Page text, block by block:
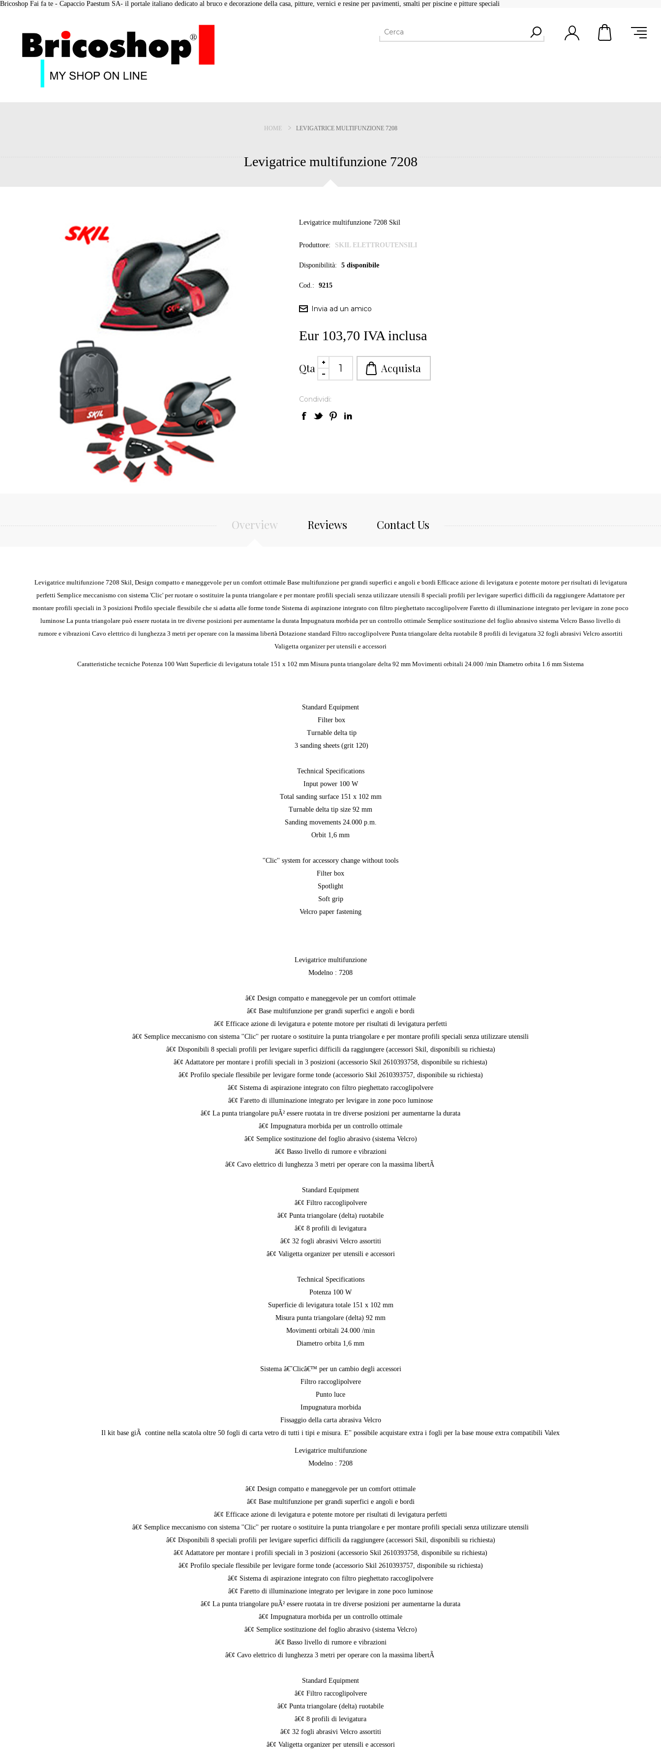
Bricoshop Fai fa te - Capaccio Paestum SA- il portale italiano dedicato al bruco e decorazione della casa, pitture, vernici e resine per pavimenti, smalti per piscine e pitture speciali
HOME LEVIGATRICE MULTIFUNZIONE 7208
Levigatrice multifunzione 7208
Levigatrice multifunzione 7208 Skil
Produttore: SKIL ELETTROUTENSILI
Disponibilità: 5 disponibile
Cod.: 9215
Eur 103,70 IVA inclusa
Qta
Condividi:
Overview Reviews Contact Us
Levigatrice multifunzione 7208 Skil, Design compatto e maneggevole per un comfort ottimale Base multifunzione per grandi superfici e angoli e bordi Efficace azione di levigatura e potente motore per risultati di levigatura
perfetti Semplice meccanismo con sistema 'Clic' per ruotare o sostituire la punta triangolare e per montare profili speciali senza utilizzare utensili 8 speciali profili per levigare superfici difficili da raggiungere Adattatore per
montare profili speciali in 3 posizioni Profilo speciale flessibile che si adatta alle forme tonde Sistema di aspirazione integrato con filtro pieghettato raccoglipolvere Faretto di illuminazione integrato per levigare in zone poco
luminose La punta triangolare può essere ruotata in tre diverse posizioni per aumentarne la durata Impugnatura morbida per un controllo ottimale Semplice sostituzione del foglio abrasivo sistema Velcro Basso livello di
rumore e vibrazioni Cavo elettrico di lunghezza 3 metri per operare con la massima libertà Dotazione standard Filtro raccoglipolvere Punta triangolare delta ruotabile 8 profili di levigatura 32 fogli abrasivi Velcro assortiti
Valigetta organizer per utensili e accessori
Caratteristiche tecniche Potenza 100 Watt Superficie di levigatura totale 151 x 102 mm Misura punta triangolare delta 92 mm Movimenti orbitali 24.000 /min Diametro orbita 1.6 mm Sistema
Standard Equipment
Filter box
Turnable delta tip
3 sanding sheets (grit 120)
Technical Specifications
Input power 100 W
Total sanding surface 151 x 102 mm
Turnable delta tip size 92 mm
Sanding movements 24.000 p.m.
Orbit 1,6 mm
''Clic'' system for accessory change without tools
Filter box
Spotlight
Soft grip
Velcro paper fastening
Levigatrice multifunzione
Modelno : 7208
â€¢ Design compatto e maneggevole per un comfort ottimale
â€¢ Base multifunzione per grandi superfici e angoli e bordi
â€¢ Efficace azione di levigatura e potente motore per risultati di levigatura perfetti
â€¢ Semplice meccanismo con sistema ''Clic'' per ruotare o sostituire la punta triangolare e per montare profili speciali senza utilizzare utensili
â€¢ Disponibili 8 speciali profili per levigare superfici difficili da raggiungere (accessori Skil, disponibili su richiesta)
â€¢ Adattatore per montare i profili speciali in 3 posizioni (accessorio Skil 2610393758, disponibile su richiesta)
â€¢ Profilo speciale flessibile per levigare forme tonde (accessorio Skil 2610393757, disponibile su richiesta)
â€¢ Sistema di aspirazione integrato con filtro pieghettato raccoglipolvere
â€¢ Faretto di illuminazione integrato per levigare in zone poco luminose
â€¢ La punta triangolare puÃ² essere ruotata in tre diverse posizioni per aumentarne la durata
â€¢ Impugnatura morbida per un controllo ottimale
â€¢ Semplice sostituzione del foglio abrasivo (sistema Velcro)
â€¢ Basso livello di rumore e vibrazioni
â€¢ Cavo elettrico di lunghezza 3 metri per operare con la massima libertÃ
Standard Equipment
â€¢ Filtro raccoglipolvere
â€¢ Punta triangolare (delta) ruotabile
â€¢ 8 profili di levigatura
â€¢ 32 fogli abrasivi Velcro assortiti
â€¢ Valigetta organizer per utensili e accessori
Technical Specifications
Potenza 100 W
Superficie di levigatura totale 151 x 102 mm
Misura punta triangolare (delta) 92 mm
Movimenti orbitali 24.000 /min
Diametro orbita 1,6 mm
Sistema â€˜Clicâ€™ per un cambio degli accessori
Filtro raccoglipolvere
Punto luce
Impugnatura morbida
Fissaggio della carta abrasiva Velcro
Il kit base giÃ contine nella scatola oltre 50 fogli di carta vetro di tutti i tipi e misura. E'' possibile acquistare extra i fogli per la base mouse extra compatibili Valex
Levigatrice multifunzione
Modelno : 7208
â€¢ Design compatto e maneggevole per un comfort ottimale
â€¢ Base multifunzione per grandi superfici e angoli e bordi
â€¢ Efficace azione di levigatura e potente motore per risultati di levigatura perfetti
â€¢ Semplice meccanismo con sistema ''Clic'' per ruotare o sostituire la punta triangolare e per montare profili speciali senza utilizzare utensili
â€¢ Disponibili 8 speciali profili per levigare superfici difficili da raggiungere (accessori Skil, disponibili su richiesta)
â€¢ Adattatore per montare i profili speciali in 3 posizioni (accessorio Skil 2610393758, disponibile su richiesta)
â€¢ Profilo speciale flessibile per levigare forme tonde (accessorio Skil 2610393757, disponibile su richiesta)
â€¢ Sistema di aspirazione integrato con filtro pieghettato raccoglipolvere
â€¢ Faretto di illuminazione integrato per levigare in zone poco luminose
â€¢ La punta triangolare puÃ² essere ruotata in tre diverse posizioni per aumentarne la durata
â€¢ Impugnatura morbida per un controllo ottimale
â€¢ Semplice sostituzione del foglio abrasivo (sistema Velcro)
â€¢ Basso livello di rumore e vibrazioni
â€¢ Cavo elettrico di lunghezza 3 metri per operare con la massima libertÃ
Standard Equipment
â€¢ Filtro raccoglipolvere
â€¢ Punta triangolare (delta) ruotabile
â€¢ 8 profili di levigatura
â€¢ 32 fogli abrasivi Velcro assortiti
â€¢ Valigetta organizer per utensili e accessori